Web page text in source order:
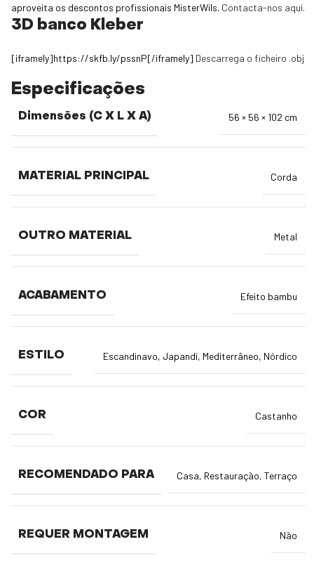
aproveita os descontos profissionais MisterWils. Contacta-nos aqui.
3D banco Kleber
[iframely]https://skfb.ly/pssnP[/iframely] Descarrega o ficheiro .obj
Especificações
Dimensões (C X L X A) 56 × 56 × 102 cm
MATERIAL PRINCIPAL Corda
OUTRO MATERIAL Metal
ACABAMENTO Efeito bambu
ESTILO Escandinavo, Japandi, Mediterrâneo, Nórdico
COR Castanho
RECOMENDADO PARA Casa, Restauração,Terraço
REQUER MONTAGEM Não